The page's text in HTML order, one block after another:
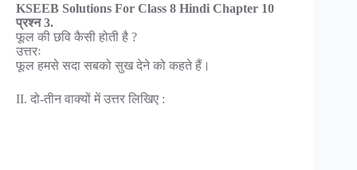
KSEEB Solutions For Class 8 Hindi Chapter 10
प्रश्न 3.
फूल की छवि कैसी होती है ?
उत्तरः
फूल हमसे सदा सबको सुख देने को कहते हैं।
II. दो-तीन वाक्यों में उत्तर लिखिए :